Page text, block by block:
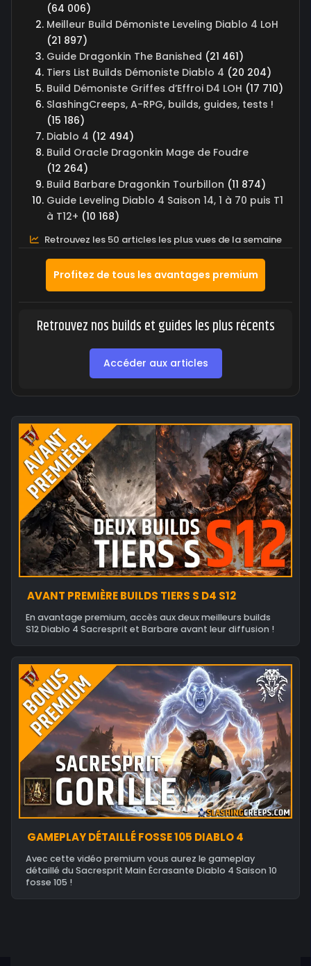
(64 006)
Meilleur Build Démoniste Leveling Diablo 4 LoH
(21 897)
Guide Dragonkin The Banished (21 461)
Tiers List Builds Démoniste Diablo 4 (20 204)
Build Démoniste Griffes d’Effroi D4 LOH (17 710)
SlashingCreeps, A-RPG, builds, guides, tests !
(15 186)
Diablo 4 (12 494)
Build Oracle Dragonkin Mage de Foudre
(12 264)
Build Barbare Dragonkin Tourbillon (11 874)
Guide Leveling Diablo 4 Saison 14, 1 à 70 puis T1
à T12+ (10 168)
Retrouvez les 50 articles les plus vues de la semaine
Profitez de tous les avantages premium
Retrouvez nos builds et guides les plus récents
Accéder aux articles
AVANT PREMIÈRE BUILDS TIERS S D4 S12
En avantage premium, accès aux deux meilleurs builds
S12 Diablo 4 Sacresprit et Barbare avant leur diffusion !
GAMEPLAY DÉTAILLÉ FOSSE 105 DIABLO 4
Avec cette vidéo premium vous aurez le gameplay
détaillé du Sacresprit Main Écrasante Diablo 4 Saison 10
fosse 105 !